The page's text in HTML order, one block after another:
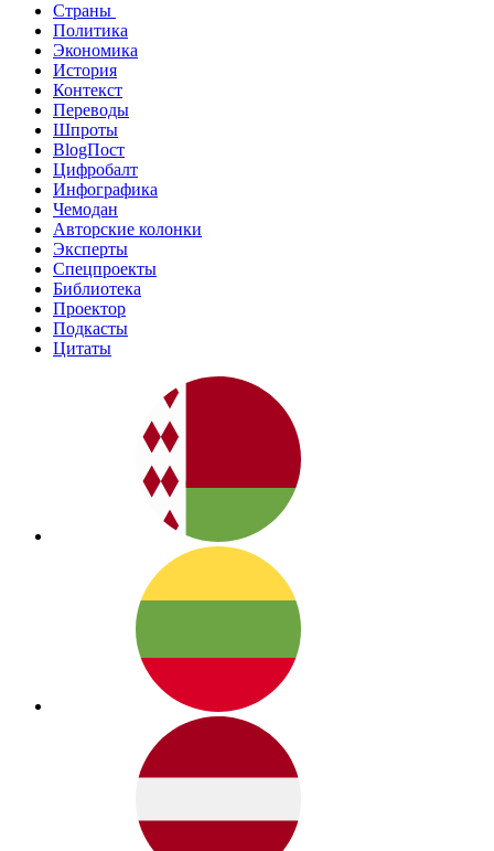
Страны
Политика
Экономика
История
Контекст
Переводы
Шпроты
BlogПост
Цифробалт
Инфографика
Чемодан
Авторские колонки
Эксперты
Спецпроекты
Библиотека
Проектор
Подкасты
Цитаты